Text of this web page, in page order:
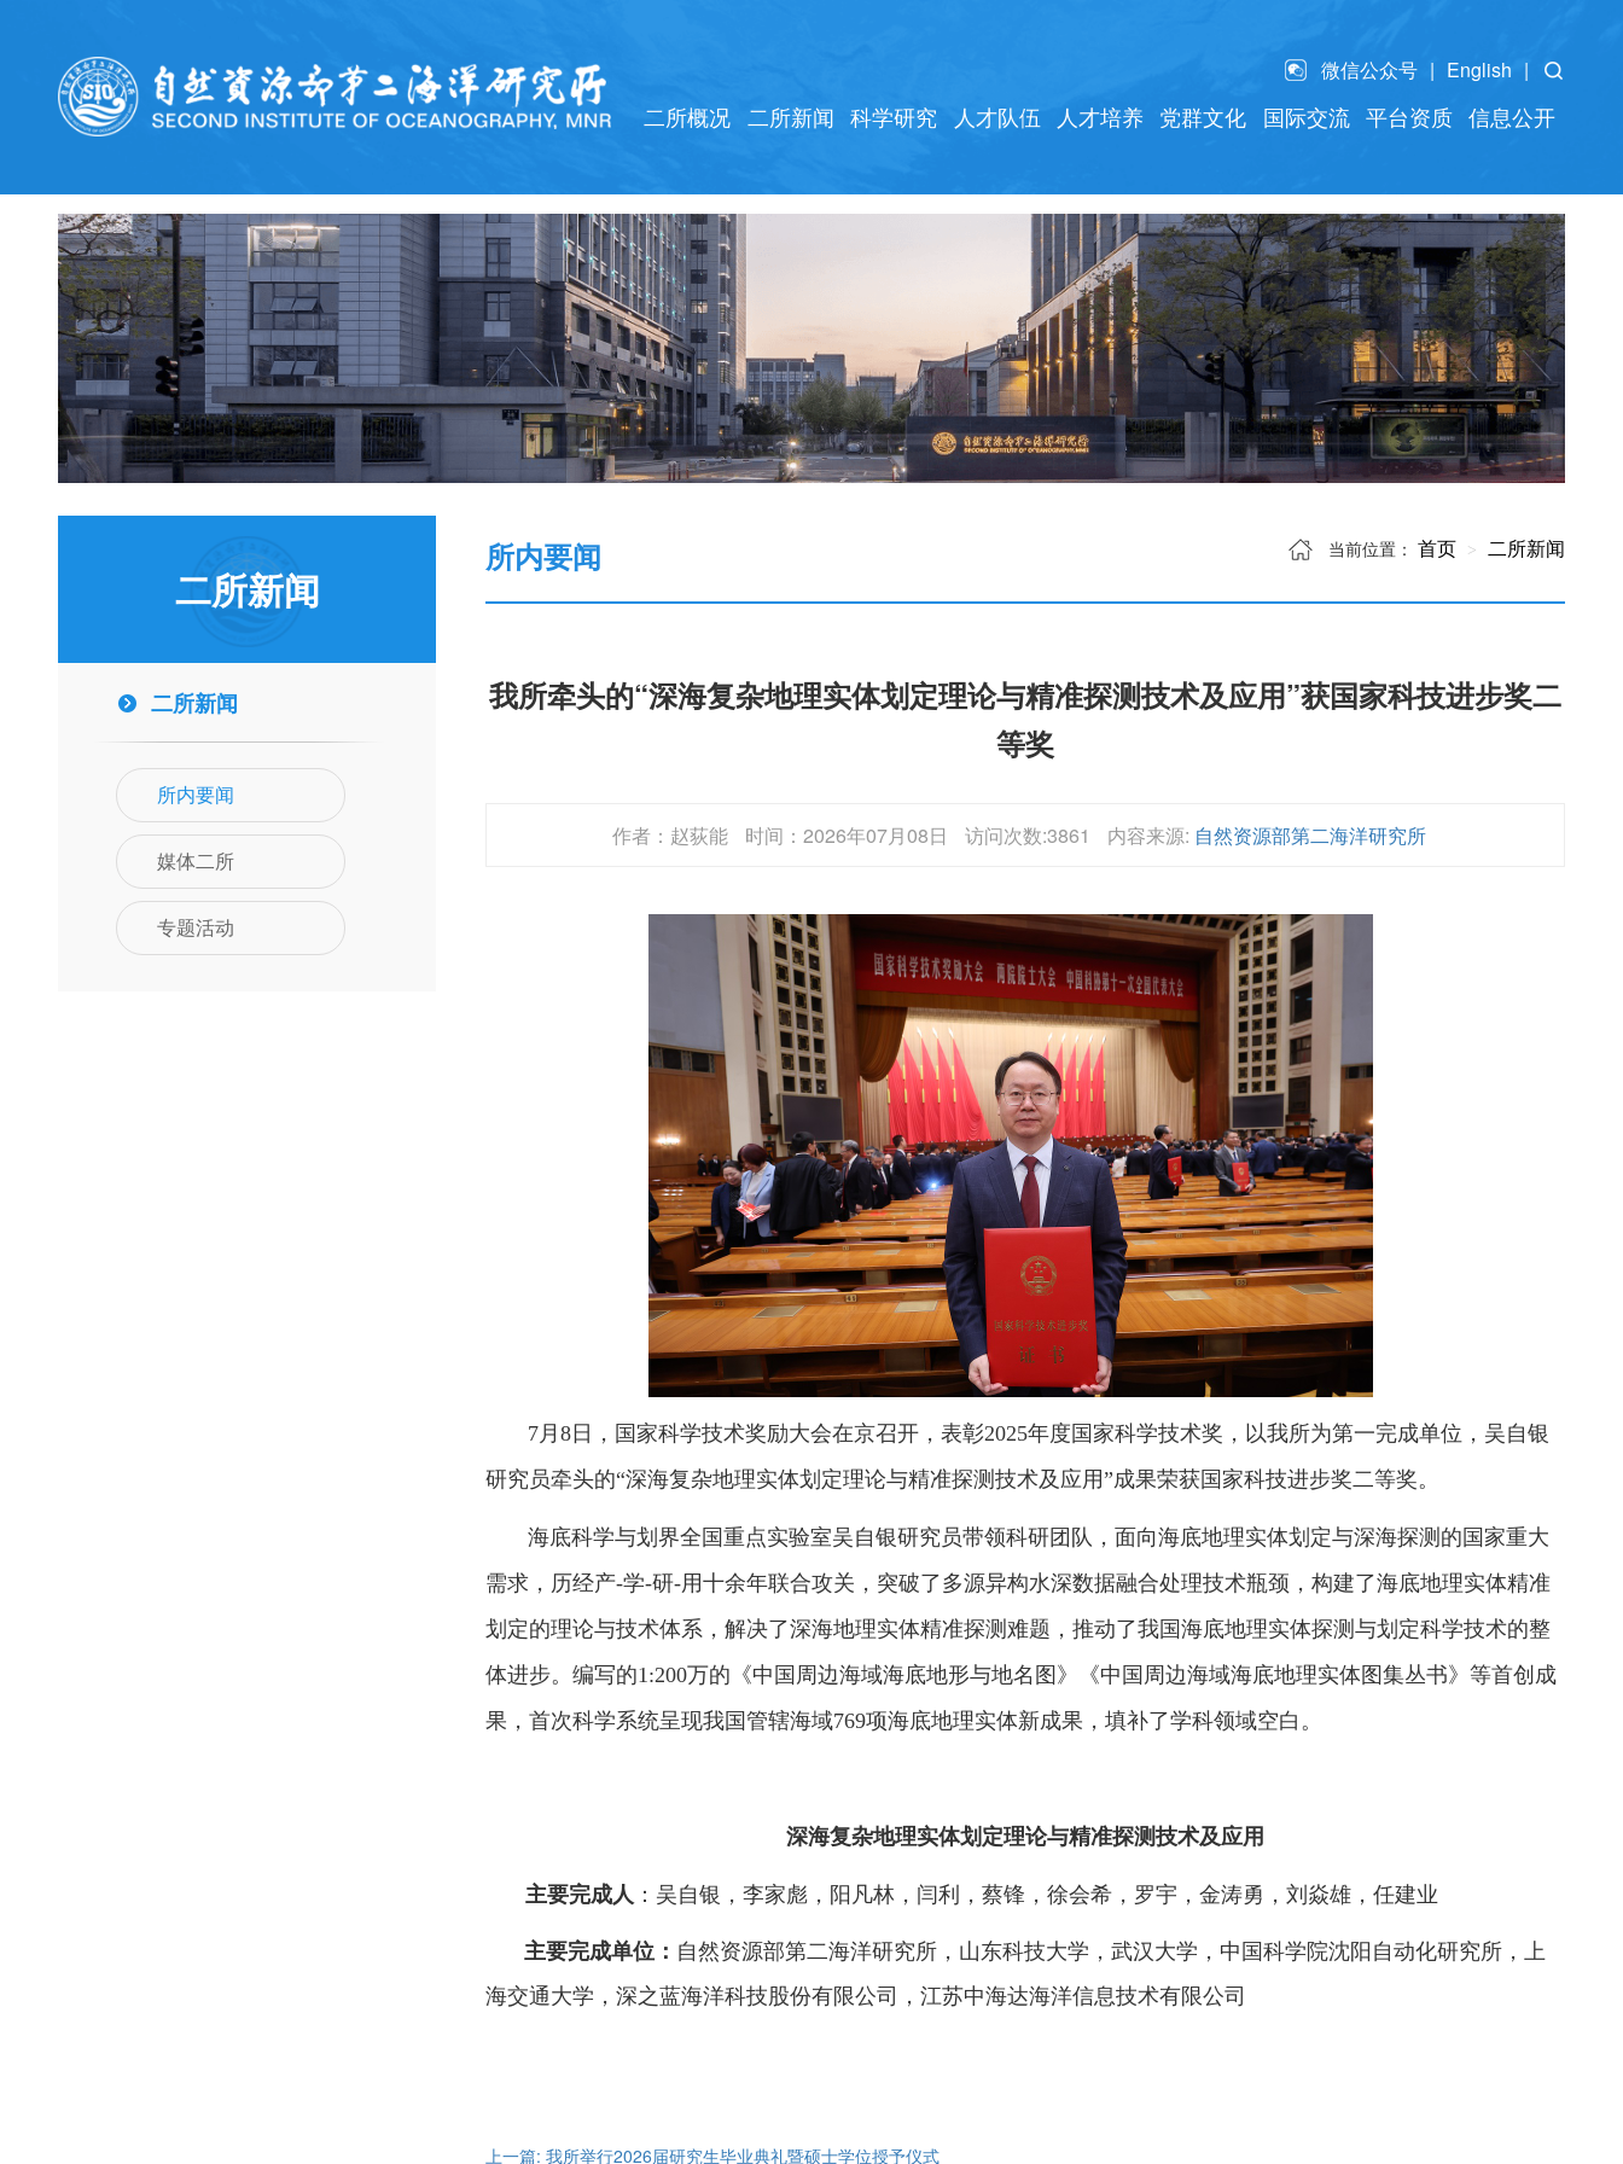
微信公众号 English
二所概况 二所新闻 科学研究 人才队伍 人才培养 党群文化 国际交流 平台资质 信息公开
二所新闻
二所新闻
所内要闻
媒体二所
专题活动
所内要闻 当前位置： 首页 二所新闻
我所牵头的“深海复杂地理实体划定理论与精准探测技术及应用”获国家科技进步奖二
等奖
作者：赵荻能 时间：2026年07月08日 访问次数:3861 内容来源: 自然资源部第二海洋研究所
7月8日，国家科学技术奖励大会在京召开，表彰2025年度国家科学技术奖，以我所为第一完成单位，吴自银
研究员牵头的“深海复杂地理实体划定理论与精准探测技术及应用”成果荣获国家科技进步奖二等奖。
海底科学与划界全国重点实验室吴自银研究员带领科研团队，面向海底地理实体划定与深海探测的国家重大
需求，历经产-学-研-用十余年联合攻关，突破了多源异构水深数据融合处理技术瓶颈，构建了海底地理实体精准
划定的理论与技术体系，解决了深海地理实体精准探测难题，推动了我国海底地理实体探测与划定科学技术的整
体进步。编写的1:200万的《中国周边海域海底地形与地名图》《中国周边海域海底地理实体图集丛书》等首创成
果，首次科学系统呈现我国管辖海域769项海底地理实体新成果，填补了学科领域空白。
深海复杂地理实体划定理论与精准探测技术及应用
主要完成人 ：吴自银，李家彪，阳凡林，闫利，蔡锋，徐会希，罗宇，金涛勇，刘焱雄，任建业
主要完成单位： 自然资源部第二海洋研究所，山东科技大学，武汉大学，中国科学院沈阳自动化研究所，上
海交通大学，深之蓝海洋科技股份有限公司，江苏中海达海洋信息技术有限公司
上一篇: 我所举行2026届研究生毕业典礼暨硕士学位授予仪式